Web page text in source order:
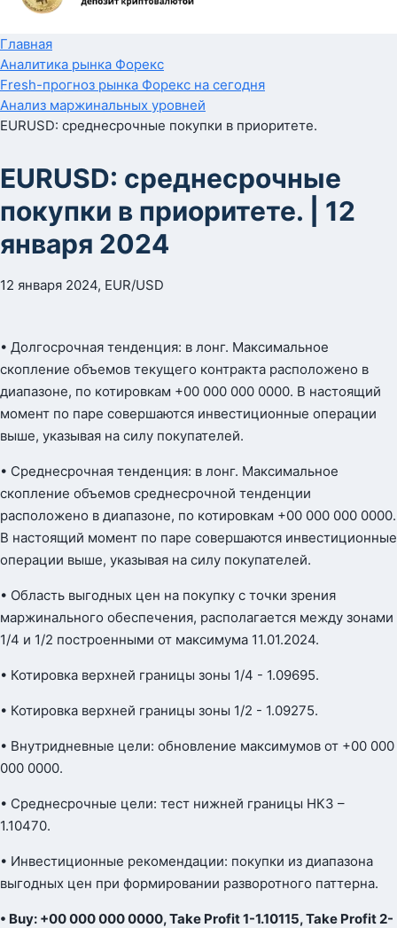
Главная
Аналитика рынка Форекс
Fresh-прогноз рынка Форекс на сегодня
Анализ маржинальных уровней
EURUSD: среднесрочные покупки в приоритете.
EURUSD: среднесрочные
покупки в приоритете. | 12
января 2024
12 января 2024, EUR/USD
• Долгосрочная тенденция: в лонг. Максимальное
скопление объемов текущего контракта расположено в
диапазоне, по котировкам +00 000 000 0000. В настоящий
момент по паре совершаются инвестиционные операции
выше, указывая на силу покупателей.
• Среднесрочная тенденция: в лонг. Максимальное
скопление объемов среднесрочной тенденции
расположено в диапазоне, по котировкам +00 000 000 0000.
В настоящий момент по паре совершаются инвестиционные
операции выше, указывая на силу покупателей.
• Область выгодных цен на покупку с точки зрения
маржинального обеспечения, располагается между зонами
1/4 и 1/2 построенными от максимума 11.01.2024.
• Котировка верхней границы зоны 1/4 - 1.09695.
• Котировка верхней границы зоны 1/2 - 1.09275.
• Внутридневные цели: обновление максимумов от +00 000
000 0000.
• Среднесрочные цели: тест нижней границы НКЗ –
1.10470.
• Инвестиционные рекомендации: покупки из диапазона
выгодных цен при формировании разворотного паттерна.
• Buy: +00 000 000 0000, Take Profit 1-1.10115, Take Profit 2-